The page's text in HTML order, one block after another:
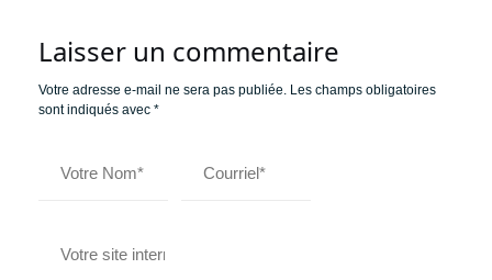
Laisser un commentaire
Votre adresse e-mail ne sera pas publiée. Les champs obligatoires
sont indiqués avec *